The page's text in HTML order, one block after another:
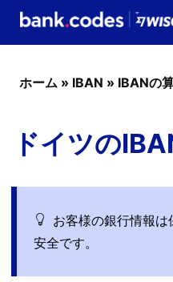
ホーム » IBAN » IBANの
ドイツの
お客様の銀行情報
安全です。